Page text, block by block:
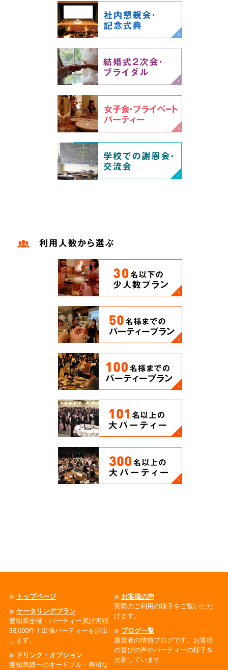
トップページ
ケータリングプラン
愛知県全域・パーティー累計実績
38,000件！出張パーティーを演出
します。
ドリンク・オプション
愛知県随一のオードブル・寿司な
お客様の声
実際のご利用の様子をご覧いただ
けます。
ブログ一覧
運営者の情熱ブログです、お客様
の喜びの声やパーティーの様子を
更新しています。